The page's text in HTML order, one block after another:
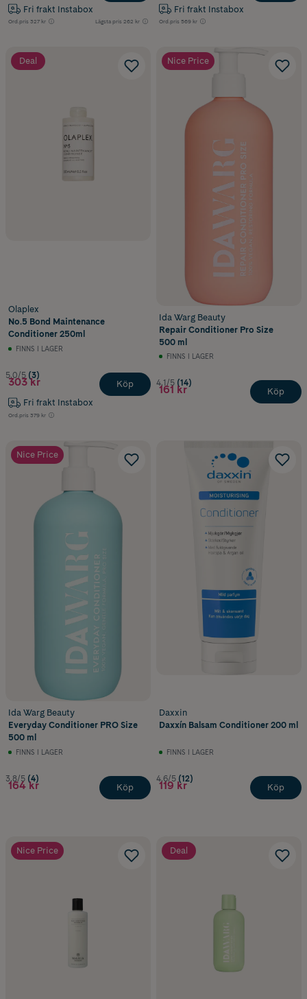
Fri frakt Instabox
Ord.pris 327 kr Lägsta pris 262 kr
Fri frakt Instabox
Ord.pris 569 kr
Deal
Olaplex
No.5 Bond Maintenance
Conditioner 250ml
FINNS I LAGER
5.0/5 (3)
303 kr
Fri frakt Instabox
Ord.pris 379 kr
Köp
Nice Price
Ida Warg Beauty
Repair Conditioner Pro Size
500 ml
FINNS I LAGER
4.1/5 (14)
161 kr Köp
Nice Price
Ida Warg Beauty
Everyday Conditioner PRO Size
500 ml
FINNS I LAGER
3.8/5 (4)
164 kr Köp
Daxxin
Daxxín Balsam Conditioner 200 ml
FINNS I LAGER
4.6/5 (12)
119 kr Köp
Nice Price Deal